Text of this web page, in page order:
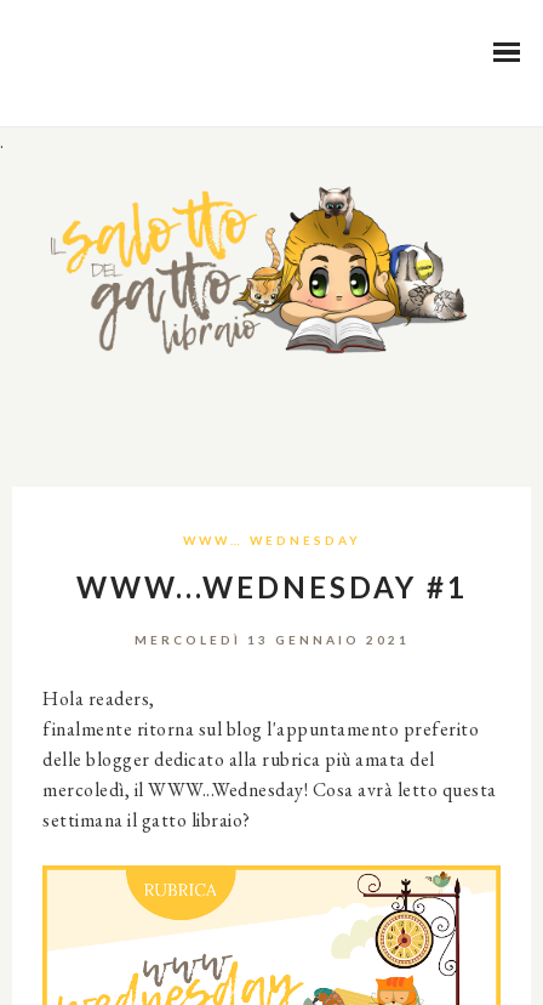
.
WWW… WEDNESDAY
WWW...WEDNESDAY #1
MERCOLEDÌ 13 GENNAIO 2021
Hola readers,
finalmente ritorna sul blog l'appuntamento preferito
delle blogger dedicato alla rubrica più amata del
mercoledì, il WWW...Wednesday! Cosa avrà letto questa
settimana il gatto libraio?